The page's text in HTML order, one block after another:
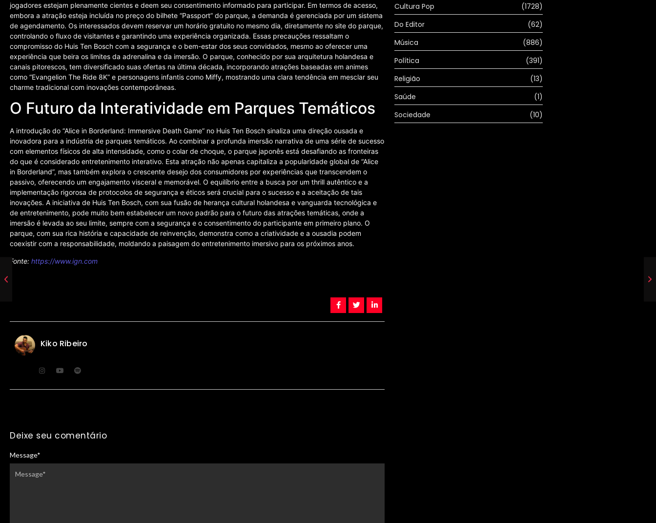
jogadores estejam plenamente cientes e deem seu consentimento informado para participar. Em termos de acesso,
embora a atração esteja incluída no preço do bilhete “Passport” do parque, a demanda é gerenciada por um sistema
de agendamento. Os interessados devem reservar um horário gratuito no mesmo dia, diretamente no site do parque,
controlando o fluxo de visitantes e garantindo uma experiência organizada. Essas precauções ressaltam o
compromisso do Huis Ten Bosch com a segurança e o bem-estar dos seus convidados, mesmo ao oferecer uma
experiência que beira os limites da adrenalina e da imersão. O parque, conhecido por sua arquitetura holandesa e
canais pitorescos, tem diversificado suas ofertas na última década, incorporando atrações baseadas em animes
como “Evangelion The Ride 8K” e personagens infantis como Miffy, mostrando uma clara tendência em mesclar seu
charme tradicional com inovações contemporâneas.
O Futuro da Interatividade em Parques Temáticos
A introdução do “Alice in Borderland: Immersive Death Game” no Huis Ten Bosch sinaliza uma direção ousada e
inovadora para a indústria de parques temáticos. Ao combinar a profunda imersão narrativa de uma série de sucesso
com elementos físicos de alta intensidade, como o colar de choque, o parque japonês está desafiando as fronteiras
do que é considerado entretenimento interativo. Esta atração não apenas capitaliza a popularidade global de “Alice
in Borderland”, mas também explora o crescente desejo dos consumidores por experiências que transcendem o
passivo, oferecendo um engajamento visceral e memorável. O equilíbrio entre a busca por um thrill autêntico e a
implementação rigorosa de protocolos de segurança e éticos será crucial para o sucesso e a aceitação de tais
inovações. A iniciativa de Huis Ten Bosch, com sua fusão de herança cultural holandesa e vanguarda tecnológica e
de entretenimento, pode muito bem estabelecer um novo padrão para o futuro das atrações temáticas, onde a
imersão é levada ao seu limite, sempre com a segurança e o consentimento do participante em primeiro plano. O
parque, com sua rica história e capacidade de reinvenção, demonstra como a criatividade e a ousadia podem
coexistir com a responsabilidade, moldando a paisagem do entretenimento imersivo para os próximos anos.
Fonte: https://www.ign.com
Kiko Ribeiro
Deixe seu comentário
Message*
Cultura Pop
(1728)
Do Editor
(62)
Música
(886)
Política
(391)
Religião
(13)
Saúde
(1)
Sociedade
(10)